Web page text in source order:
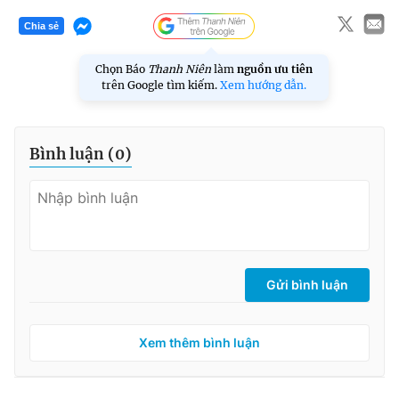
Chia sẻ
Chọn Báo Thanh Niên làm nguồn ưu tiên
trên Google tìm kiếm. Xem hướng dẫn.
Bình luận (0)
Gửi bình luận
Xem thêm bình luận